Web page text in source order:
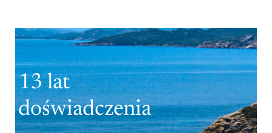
13 lat
doświadczenia